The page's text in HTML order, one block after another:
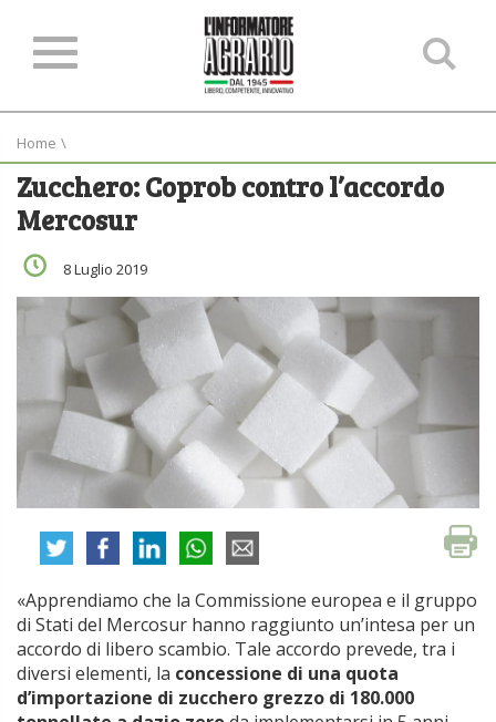
Home \
Zucchero: Coprob contro l’accordo
Mercosur
8 Luglio 2019
«Apprendiamo che la Commissione europea e il gruppo
di Stati del Mercosur hanno raggiunto un’intesa per un
accordo di libero scambio. Tale accordo prevede, tra i
diversi elementi, la concessione di una quota
d’importazione di zucchero grezzo di 180.000